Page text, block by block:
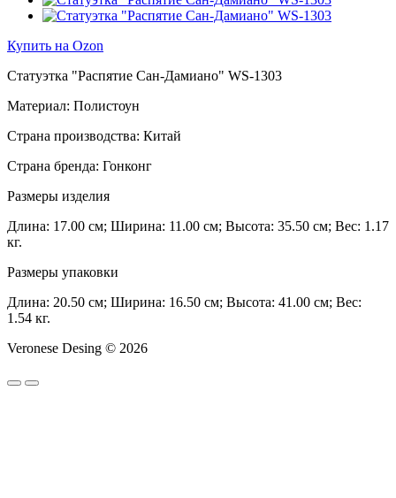
Купить на Ozon
Статуэтка "Распятие Сан-Дамиано" WS-1303
Материал: Полистоун
Страна производства: Китай
Страна бренда: Гонконг
Размеры изделия
Длина: 17.00 см; Ширина: 11.00 см; Высота: 35.50 см; Вес: 1.17
кг.
Размеры упаковки
Длина: 20.50 см; Ширина: 16.50 см; Высота: 41.00 см; Вес:
1.54 кг.
Veronese Desing © 2026